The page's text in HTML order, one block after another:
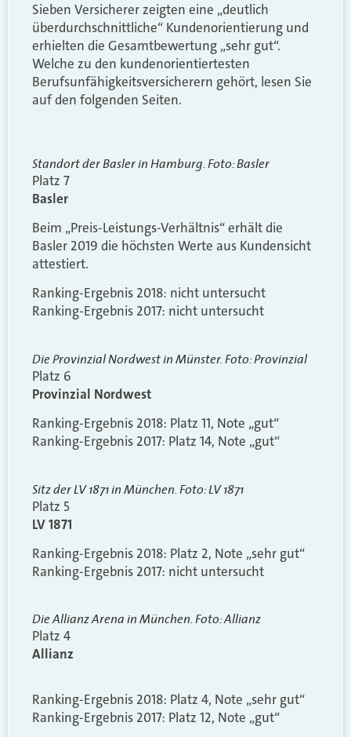
Sieben Versicherer zeigten eine „deutlich
überdurchschnittliche“ Kundenorientierung und
erhielten die Gesamtbewertung „sehr gut“.
Welche zu den kundenorientiertesten
Berufsunfähigkeitsversicherern gehört, lesen Sie
auf den folgenden Seiten.
Standort der Basler in Hamburg. Foto: Basler
Platz 7
Basler
Beim „Preis-Leistungs-Verhältnis“ erhält die
Basler 2019 die höchsten Werte aus Kundensicht
attestiert.
Ranking-Ergebnis 2018: nicht untersucht
Ranking-Ergebnis 2017: nicht untersucht
Die Provinzial Nordwest in Münster. Foto: Provinzial
Platz 6
Provinzial Nordwest
Ranking-Ergebnis 2018: Platz 11, Note „gut“
Ranking-Ergebnis 2017: Platz 14, Note „gut“
Sitz der LV 1871 in München. Foto: LV 1871
Platz 5
LV 1871
Ranking-Ergebnis 2018: Platz 2, Note „sehr gut“
Ranking-Ergebnis 2017: nicht untersucht
Die Allianz Arena in München. Foto: Allianz
Platz 4
Allianz
Ranking-Ergebnis 2018: Platz 4, Note „sehr gut“
Ranking-Ergebnis 2017: Platz 12, Note „gut“